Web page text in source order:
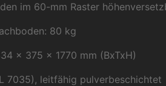
im 60-mm Raster
80 kg
x 375 x 1770 mm (BxTxH)
7035), leitfähig pulverbeschichtet